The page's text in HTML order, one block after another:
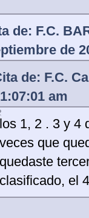
de: F.C.
de
de: F.C.
am
los 1, 2 . 3 y 4
veces que
quedaste
clasificado, el